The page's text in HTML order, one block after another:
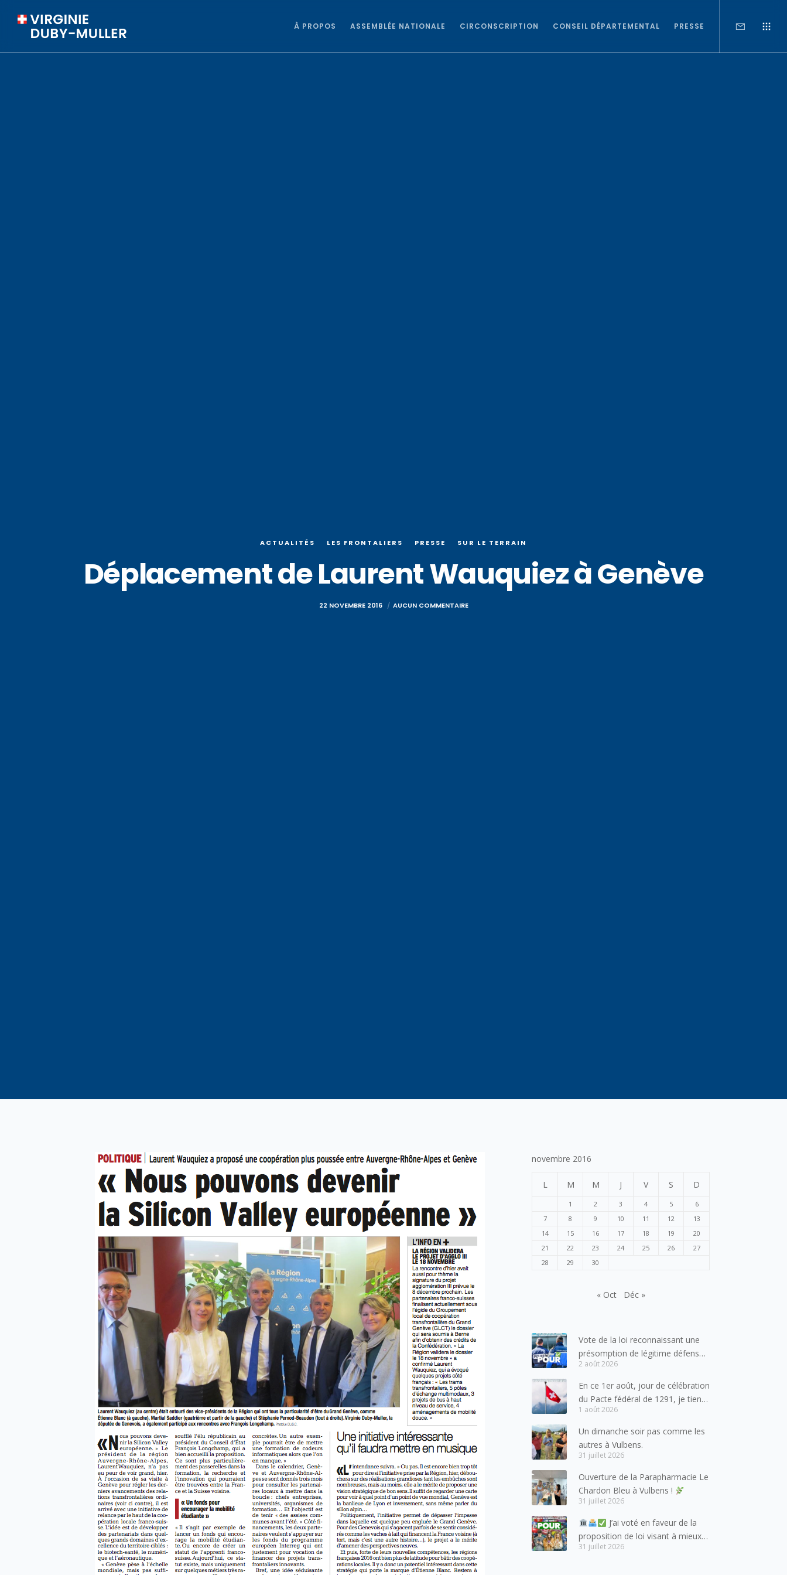
À PROPOS ASSEMBLÉE NATIONALE CIRCONSCRIPTION CONSEIL DÉPARTEMENTAL PRESSE
ACTUALITÉS LES FRONTALIERS PRESSE SUR LE TERRAIN
Déplacement de Laurent Wauquiez à Genève
22 NOVEMBRE 2016 AUCUN COMMENTAIRE
novembre 2016
L M M J V S D
1 2 3 4 5
6
7
8 9 10 11 12
13
14
15 16 17 18 19
20
21
22 23 24 25 26
27
28
29 30
« Oct Déc »
Vote de la loi reconnaissant une
présomption de légitime défense
pour les forces de l’ordre
2 août 2026
En ce 1er août, jour de célébration
du Pacte fédéral de 1291, je tiens
à adresser mes meilleures
salutations à nos voisins et amis
suisses, et plus particulièrement
aux habitants du bassin genevois
lesquels la Haute-Savoie
entretient des liens étroits et
quotidiens.
1 août 2026
Un dimanche soir pas comme les
autres à Vulbens.
31 juillet 2026
Ouverture de la Parapharmacie Le
Chardon Bleu à Vulbens !
31 juillet 2026
J’ai voté en faveur de la
proposition de loi visant à mieux
protéger les mineurs des risques
31 juillet 2026